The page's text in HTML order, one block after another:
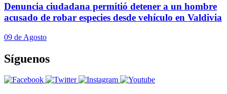
Denuncia ciudadana permitió detener a un hombre
acusado de robar especies desde vehículo en Valdivia
09 de Agosto
Síguenos